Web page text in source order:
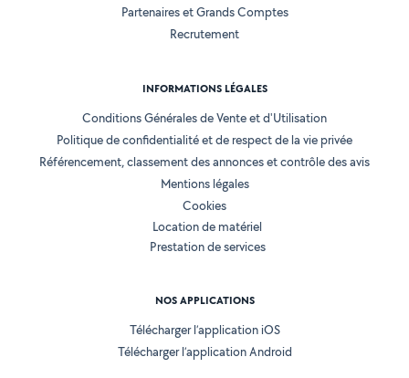
Partenaires et Grands Comptes
Recrutement
INFORMATIONS LÉGALES
Conditions Générales de Vente et d'Utilisation
Politique de confidentialité et de respect de la vie privée
Référencement, classement des annonces et contrôle des avis
Mentions légales
Cookies
Location de matériel
Prestation de services
NOS APPLICATIONS
Télécharger l’application iOS
Télécharger l’application Android